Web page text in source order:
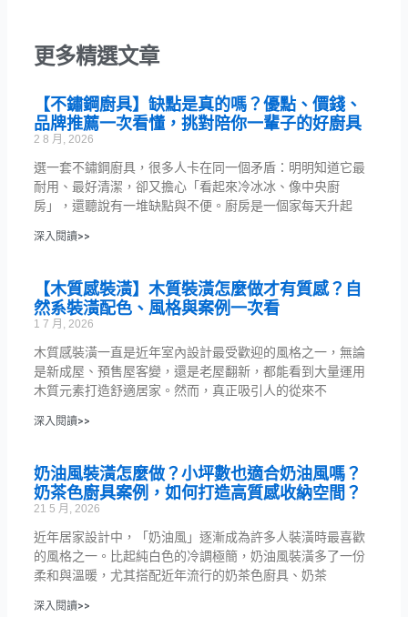
更多精選文章
【不鏽鋼廚具】缺點是真的嗎？優點、價錢、
品牌推薦一次看懂，挑對陪你一輩子的好廚具
2 8 月, 2026
選一套不鏽鋼廚具，很多人卡在同一個矛盾：明明知道它最
耐用、最好清潔，卻又擔心「看起來冷冰冰、像中央廚
房」，還聽說有一堆缺點與不便。廚房是一個家每天升起
深入閱讀>>
【木質感裝潢】木質裝潢怎麼做才有質感？自
然系裝潢配色、風格與案例一次看
1 7 月, 2026
木質感裝潢一直是近年室內設計最受歡迎的風格之一，無論
是新成屋、預售屋客變，還是老屋翻新，都能看到大量運用
木質元素打造舒適居家。然而，真正吸引人的從來不
深入閱讀>>
奶油風裝潢怎麼做？小坪數也適合奶油風嗎？
奶茶色廚具案例，如何打造高質感收納空間？
21 5 月, 2026
近年居家設計中，「奶油風」逐漸成為許多人裝潢時最喜歡
的風格之一。比起純白色的冷調極簡，奶油風裝潢多了一份
柔和與溫暖，尤其搭配近年流行的奶茶色廚具、奶茶
深入閱讀>>